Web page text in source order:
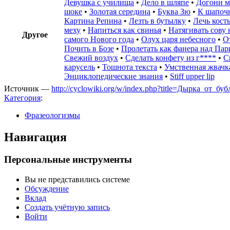
Другое
Девушка с училища • Дело в шляпе • Догони
шоке • Золотая середина • Буква Зю • К
Картина Репина • Лезть в бутылку • Лечь
меху • Напиться как свинья • Натягивать сову
самого Нового года • Олух царя небесного •
Почить в Бозе • Пролетать как фанера над
Свежий воздух • Сделать конфету из г**** •
карусель • Тошнота текста • Умственная
Энциклопедические знания • Stiff upper lip
Источник — http://cyclowiki.org/w/
Категория:
Фразеологизмы
Навигация
Персональные инструменты
Вы не представились системе
Обсуждение
Вклад
Создать учётную запись
Войти